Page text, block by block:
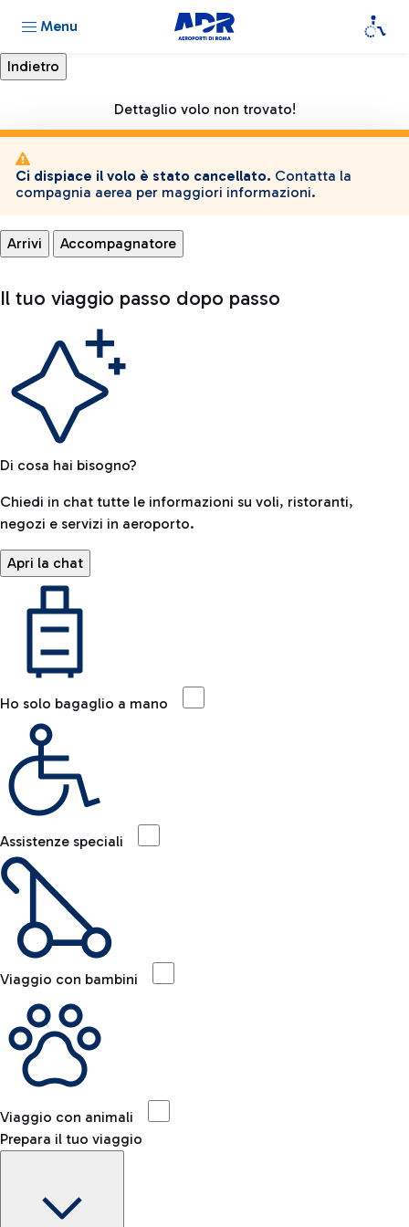
Menu
Dettaglio volo non trovato!
Ci dispiace il volo è stato cancellato. Contatta la
compagnia aerea per maggiori informazioni.
Arrivi Accompagnatore
Il tuo viaggio passo dopo passo
Di cosa hai bisogno?
Chiedi in chat tutte le informazioni su voli, ristoranti,
negozi e servizi in aeroporto.
Apri la chat
Ho solo bagaglio a mano
Assistenze speciali
Viaggio con bambini
Viaggio con animali
Prepara il tuo viaggio